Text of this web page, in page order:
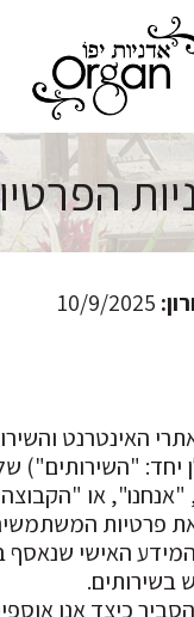
:
האינטרנט
יחד: "השירותים")
או
פרטיות
האישי
בשירותים.
כיצד אנו